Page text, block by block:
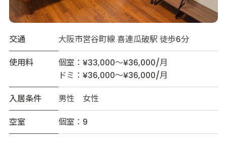
交通
大阪市営谷町線 喜連瓜破駅 徒歩6分
使用料
個室：¥33,000～¥36,000/月
ドミ：¥36,000～¥36,000/月
入居条件
男性 女性
空室
個室：9